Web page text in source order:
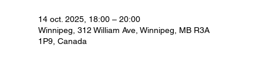
14 oct. 2025, 18:00 – 20:00
Winnipeg, 312 William Ave, Winnipeg, MB R3A
1P9, Canada